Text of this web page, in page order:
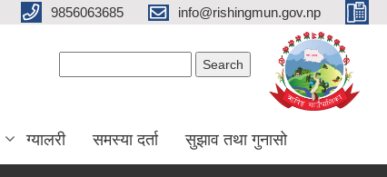
9856063685 info@rishingmun.gov.np
ग्यालरी समस्या दर्ता सुझाव तथा गुनासो